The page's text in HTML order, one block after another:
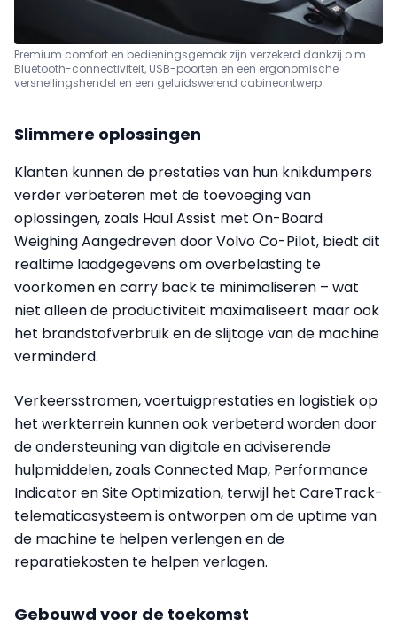
Premium comfort en bedieningsgemak zijn verzekerd dankzij o.m.
Bluetooth-connectiviteit, USB-poorten en een ergonomische
versnellingshendel en een geluidswerend cabineontwerp
Slimmere oplossingen
Klanten kunnen de prestaties van hun knikdumpers
verder verbeteren met de toevoeging van
oplossingen, zoals Haul Assist met On-Board
Weighing Aangedreven door Volvo Co-Pilot, biedt dit
realtime laadgegevens om overbelasting te
voorkomen en carry back te minimaliseren – wat
niet alleen de productiviteit maximaliseert maar ook
het brandstofverbruik en de slijtage van de machine
verminderd.
Verkeersstromen, voertuigprestaties en logistiek op
het werkterrein kunnen ook verbeterd worden door
de ondersteuning van digitale en adviserende
hulpmiddelen, zoals Connected Map, Performance
Indicator en Site Optimization, terwijl het CareTrack-
telematicasysteem is ontworpen om de uptime van
de machine te helpen verlengen en de
reparatiekosten te helpen verlagen.
Gebouwd voor de toekomst